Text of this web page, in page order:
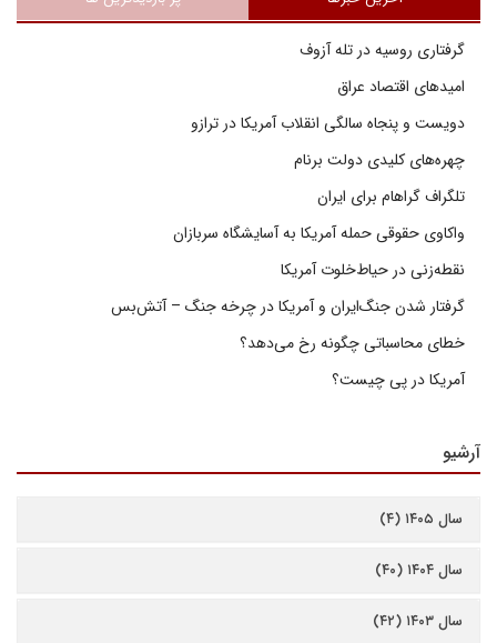
گرفتاری روسیه در تله آزوف
امیدهای اقتصاد عراق
دویست و پنجاه سالگی انقلاب آمریکا در ترازو
چهره‌های کلیدی دولت برنام
تلگراف گراهام برای ایران
واکاوی حقوقی حمله آمریکا به آسایشگاه سربازان
نقطه‌زنی در حیاط‌خلوت آمریکا
گرفتار شدن جنگ‌ایران و آمریکا در چرخه جنگ – آتش‌بس
خطای محاسباتی چگونه رخ می‌دهد؟
آمریکا در پی چیست؟
آرشیو
سال ۱۴۰۵ (۴)
سال ۱۴۰۴ (۴۰)
سال ۱۴۰۳ (۴۲)